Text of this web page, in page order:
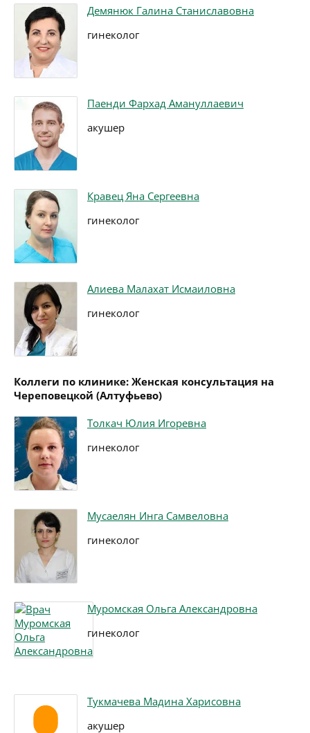
Демянюк Галина Станиславовна
гинеколог
Паенди Фархад Амануллаевич
акушер
Кравец Яна Сергеевна
гинеколог
Алиева Малахат Исмаиловна
гинеколог
Коллеги по клинике: Женская консультация на
Череповецкой (Алтуфьево)
Толкач Юлия Игоревна
гинеколог
Мусаелян Инга Самвеловна
гинеколог
Муромская Ольга Александровна
гинеколог
Тукмачева Мадина Харисовна
акушер